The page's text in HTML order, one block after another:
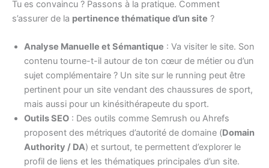
Tu es convaincu ? Passons à la pratique. Comment
s’assurer de la pertinence thématique d’un site ?
Analyse Manuelle et Sémantique : Va visiter le site. Son
contenu tourne-t-il autour de ton cœur de métier ou d’un
sujet complémentaire ? Un site sur le running peut être
pertinent pour un site vendant des chaussures de sport,
mais aussi pour un kinésithérapeute du sport.
Outils SEO : Des outils comme Semrush ou Ahrefs
proposent des métriques d’autorité de domaine (Domain
Authority / DA) et surtout, te permettent d’explorer le
profil de liens et les thématiques principales d’un site.